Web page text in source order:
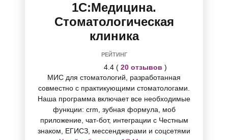
1C:Медицина.
Стоматологическая
клиника
РЕЙТИНГ
4.4 ( 20 отзывов )
МИС для стоматологий, разработанная
совместно с практикующими стоматологами.
Наша программа включает все необходимые
функции: crm, зубная формула, моб
приложение, чат-бот, интеграции с Честным
знаком, ЕГИСЗ, мессенджерами и соцсетями